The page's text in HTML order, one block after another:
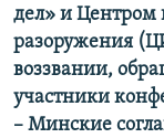
дел» и Центром
разоружения
воззвании,
участники
– Минские